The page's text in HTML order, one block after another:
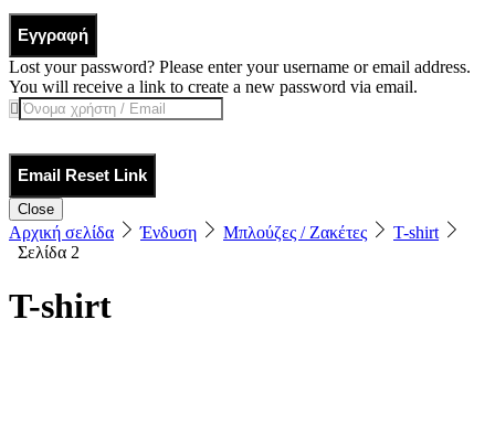
Εγγραφή
Lost your password? Please enter your username or email address.
You will receive a link to create a new password via email.
Email Reset Link
Close
Αρχική σελίδα Ένδυση Μπλούζες / Ζακέτες
T-shirt
Σελίδα 2
T-shirt